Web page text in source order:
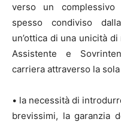
verso un
spesso condiviso
un’ottica di una unicità
Assistente e
carriera attraverso la
• la necessità di
brevissimi, la garanzia